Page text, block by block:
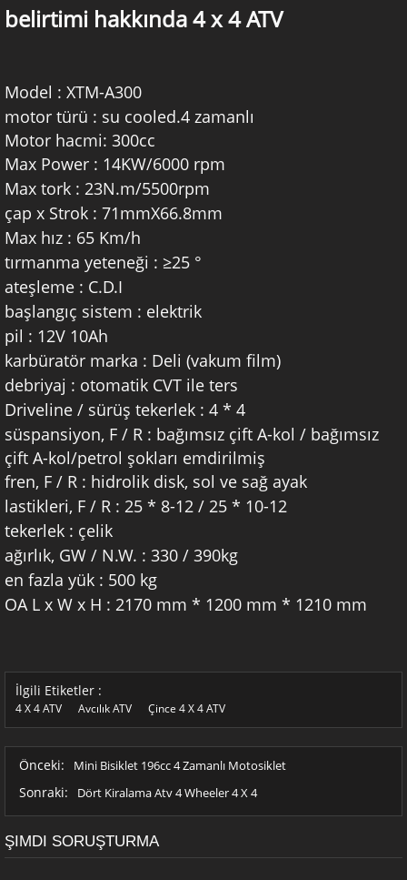
belirtimi hakkında 4 x 4 ATV
Model : XTM-A300
motor türü : su cooled.4 zamanlı
Motor hacmi: 300cc
Max Power : 14KW/6000 rpm
Max tork : 23N.m/5500rpm
çap x Strok : 71mmX66.8mm
Max hız : 65 Km/h
tırmanma yeteneği : ≥25 °
ateşleme : C.D.I
başlangıç sistem : elektrik
pil : 12V 10Ah
karbüratör marka : Deli (vakum film)
debriyaj : otomatik CVT ile ters
Driveline / sürüş tekerlek : 4 * 4
süspansiyon, F / R : bağımsız çift A-kol / bağımsız
çift A-kol/petrol şokları emdirilmiş
fren, F / R : hidrolik disk, sol ve sağ ayak
lastikleri, F / R : 25 * 8-12 / 25 * 10-12
tekerlek : çelik
ağırlık, GW / N.W. : 330 / 390kg
en fazla yük : 500 kg
OA L x W x H : 2170 mm * 1200 mm * 1210 mm
İlgili Etiketler :
4 X 4 ATV Avcılık ATV Çince 4 X 4 ATV
Önceki: Mini Bisiklet 196cc 4 Zamanlı Motosiklet
Sonraki: Dört Kiralama Atv 4 Wheeler 4 X 4
ŞIMDI SORUŞTURMA